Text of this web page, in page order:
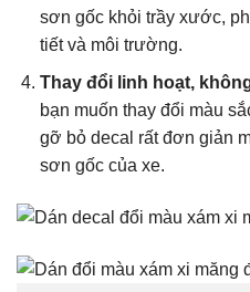
sơn gốc khỏi trầy xước,
tiết và môi trường.
Thay đổi linh hoạt,
bạn muốn thay đổi màu
gỡ bỏ decal rất đơn giản
sơn gốc của xe.